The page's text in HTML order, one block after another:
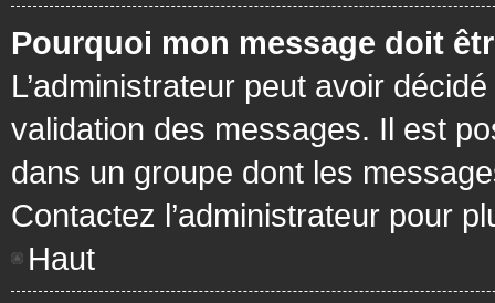
Pourquoi mon message doit
L’administrateur peut avoir
validation des messages. Il est
dans un groupe dont les
Contactez l’administrateur pour
Haut